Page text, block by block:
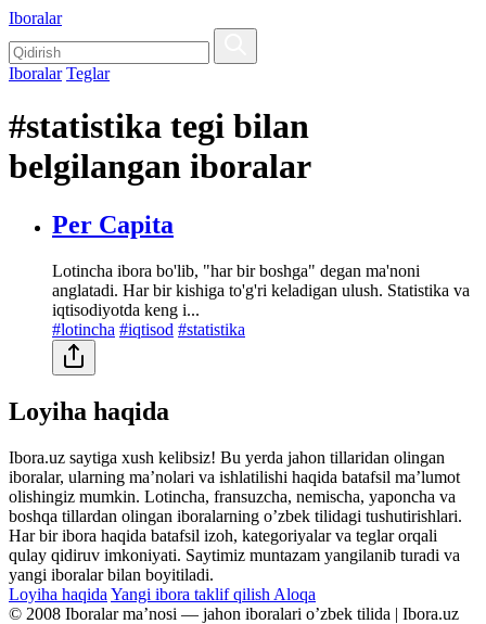
Iboralar
Iboralar Teglar
#statistika tegi bilan
belgilangan iboralar
Per Capita
Lotincha ibora bo'lib, "har bir boshga" degan ma'noni
anglatadi. Har bir kishiga to'g'ri keladigan ulush. Statistika va
iqtisodiyotda keng i...
#lotincha #iqtisod #statistika
Loyiha haqida
Ibora.uz saytiga xush kelibsiz! Bu yerda jahon tillaridan olingan
iboralar, ularning maʼnolari va ishlatilishi haqida batafsil maʼlumot
olishingiz mumkin. Lotincha, fransuzcha, nemischa, yaponcha va
boshqa tillardan olingan iboralarning oʼzbek tilidagi tushutirishlari.
Har bir ibora haqida batafsil izoh, kategoriyalar va teglar orqali
qulay qidiruv imkoniyati. Saytimiz muntazam yangilanib turadi va
yangi iboralar bilan boyitiladi.
Loyiha haqida Yangi ibora taklif qilish Aloqa
© 2008 Iboralar maʼnosi — jahon iboralari oʼzbek tilida | Ibora.uz